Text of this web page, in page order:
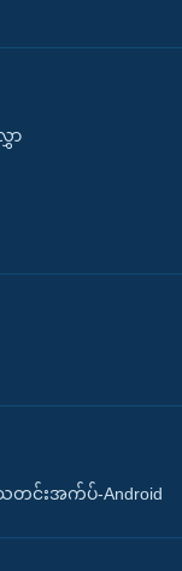
ာ
င်းအက်ပ်-Android